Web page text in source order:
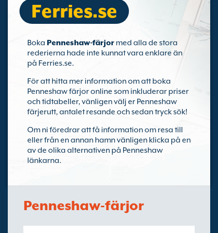
Ferries.se
Boka Penneshaw-färjor med alla de stora
rederierna hade inte kunnat vara enklare än
på Ferries.se.
För att hitta mer information om att boka
Penneshaw färjor online som inkluderar priser
och tidtabeller, vänligen välj er Penneshaw
färjerutt, antalet resande och sedan tryck sök!
Om ni föredrar att få information om resa till
eller från en annan hamn vänligen klicka på en
av de olika alternativen på Penneshaw
länkarna.
Penneshaw-färjor